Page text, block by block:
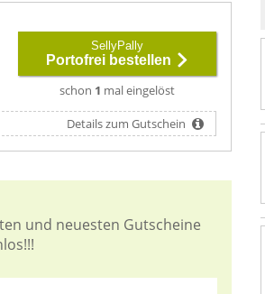
SellyPally
Portofrei bestellen
schon 1 mal eingelöst
Details zum Gutschein
und neuesten Gutscheine